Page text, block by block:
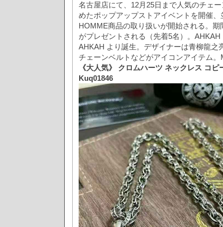
名古屋店にて、12月25日まで人気のチェ
めたポップアップストアイベントを開催
HOMME商品の取り扱いが開始される。期
がプレゼントされる（先着5名）。
AHKAH より誕生。デザイナーは青柳龍之
チェーンベルトなどがアイコンアイテム。
《大人気》 クロムハーツ ネックレス コピ
Kuq01846